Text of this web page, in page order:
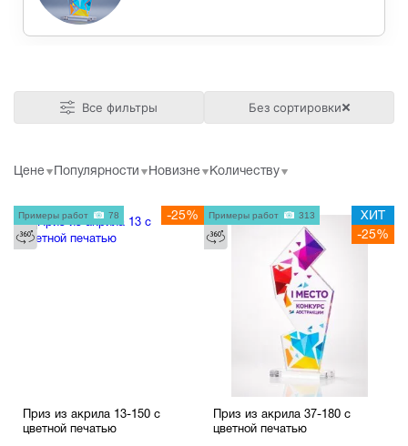
Все фильтры Без сортировки
Цене Популярности Новизне Количеству
Приз из акрила 13-150 с
цветной печатью
-25%
Примеры работ 78
Приз из акрила 37-180 с
цветной печатью
ХИТ
-25%
Примеры работ 313